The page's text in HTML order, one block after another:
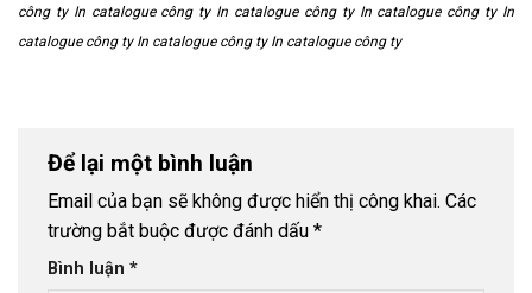
công ty In catalogue công ty In catalogue công ty In catalogue công ty In
catalogue công ty In catalogue công ty In catalogue công ty
Để lại một bình luận
Email của bạn sẽ không được hiển thị công khai. Các
trường bắt buộc được đánh dấu *
Bình luận *